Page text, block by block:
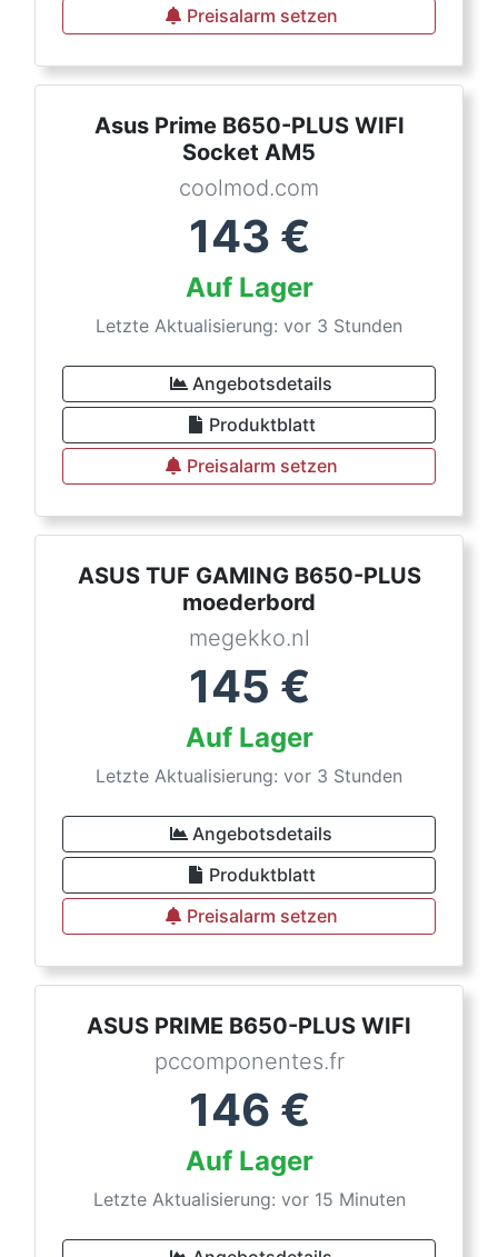
Preisalarm setzen
Asus Prime B650-PLUS WIFI
Socket AM5
coolmod.com
143 €
Auf Lager
Letzte Aktualisierung: vor 3 Stunden
Angebotsdetails
Produktblatt
Preisalarm setzen
ASUS TUF GAMING B650-PLUS
moederbord
megekko.nl
145 €
Auf Lager
Letzte Aktualisierung: vor 3 Stunden
Angebotsdetails
Produktblatt
Preisalarm setzen
ASUS PRIME B650-PLUS WIFI
pccomponentes.fr
146 €
Auf Lager
Letzte Aktualisierung: vor 15 Minuten